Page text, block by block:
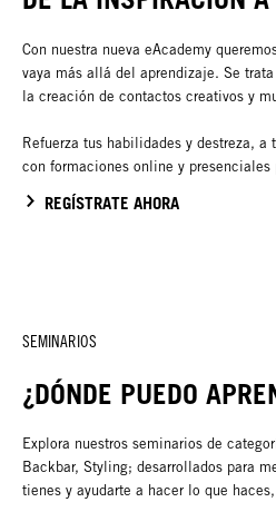
Con nuestra nueva eAcademy
vaya más allá del aprendizaje. Se
la creación de contactos creativos y
Refuerza tus habilidades y destreza,
con formaciones online y presenciales
REGÍSTRATE AHORA
SEMINARIOS
¿DÓNDE PUEDO
Explora nuestros seminarios de
Backbar, Styling; desarrollados para
tienes y ayudarte a hacer lo que